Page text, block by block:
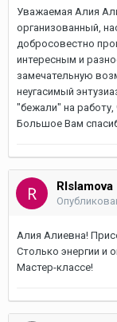
Уважаемая Алия
организованный,
добросовестно
интересным и
замечательную
неугасимый
"бежали" на работу,
Большое Вам
RIslamova
Алия Алиевна!
Столько энергии и
Мастер-классе!